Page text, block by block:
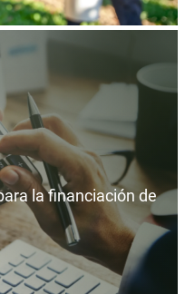
la financiación de